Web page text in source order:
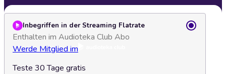
Inbegriffen in der Streaming Flatrate
Enthalten im Audioteka Club Abo
Werde Mitglied im
Teste 30 Tage gratis